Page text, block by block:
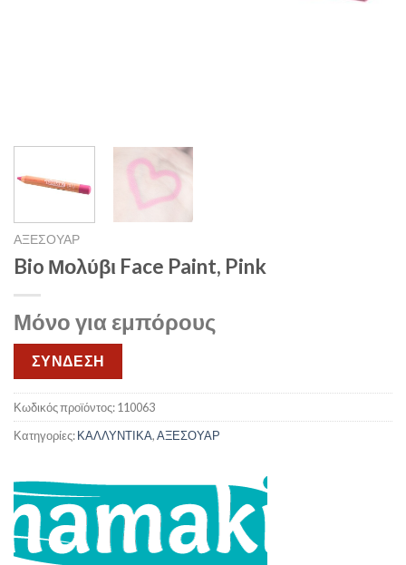
ΑΞΕΣΟΥΑΡ
Bio Μολύβι Face Paint, Pink
Μόνο για εμπόρους
ΣΥΝΔΕΣΗ
Κωδικός προϊόντος:110063
Κατηγορίες:ΚΑΛΛΥΝΤΙΚΑ,ΑΞΕΣΟΥΑΡ